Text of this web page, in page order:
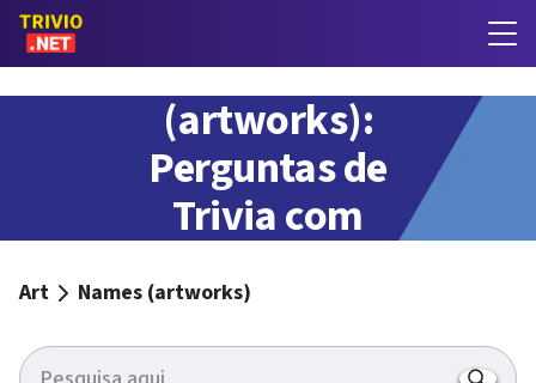
Names
(artworks):
Perguntas de
Trivia com
Art Names (artworks)